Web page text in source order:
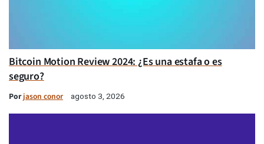
Bitcoin Motion Review 2024: ¿Es una estafa o es
seguro?
Porjason conor agosto 3, 2026